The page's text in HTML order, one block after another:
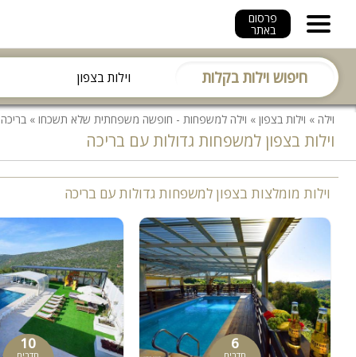
פרסום
באתר
חיפוש וילות בקלות
וילה » וילות בצפון » וילה למשפחות - חופשה משפחתית שלא תשכחו » בריכה
וילות בצפון למשפחות גדולות עם בריכה
וילות מומלצות בצפון למשפחות גדולות עם בריכה
6
10